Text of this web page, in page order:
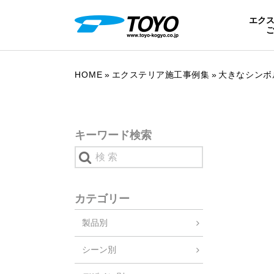
エク
HOME エクステリア施工事例集 大きなシン
キーワード検索
カテゴリー
製品別
シーン別